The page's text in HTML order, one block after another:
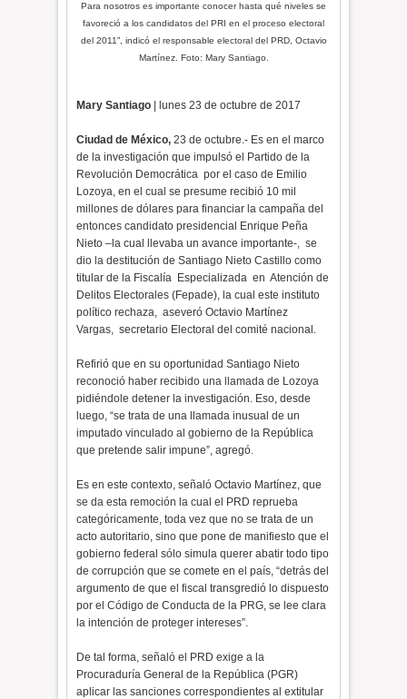
Para nosotros es importante conocer hasta qué niveles se
favoreció a los candidatos del PRI en el proceso electoral
del 2011”, indicó el responsable electoral del PRD, Octavio
Martínez. Foto: Mary Santiago.
Mary Santiago | lunes 23 de octubre de 2017
Ciudad de México,23 de octubre.- Es en el marco
de la investigación que impulsó el Partido de la
Revolución Democrática por el caso de Emilio
Lozoya, en el cual se presume recibió 10 mil
millones de dólares para financiar la campaña del
entonces candidato presidencial Enrique Peña
Nieto –la cual llevaba un avance importante-, se
dio la destitución de Santiago Nieto Castillo como
titular de la Fiscalía Especializada en Atención de
Delitos Electorales (Fepade), la cual este instituto
político rechaza, aseveró Octavio Martínez
Vargas, secretario Electoral del comité nacional.
Refirió que en su oportunidad Santiago Nieto
reconoció haber recibido una llamada de Lozoya
pidiéndole detener la investigación. Eso, desde
luego, “se trata de una llamada inusual de un
imputado vinculado al gobierno de la República
que pretende salir impune”, agregó.
Es en este contexto, señaló Octavio Martínez, que
se da esta remoción la cual el PRD reprueba
categóricamente, toda vez que no se trata de un
acto autoritario, sino que pone de manifiesto que el
gobierno federal sólo simula querer abatir todo tipo
de corrupción que se comete en el país, “detrás del
argumento de que el fiscal transgredió lo dispuesto
por el Código de Conducta de la PRG, se lee clara
la intención de proteger intereses”.
De tal forma, señaló el PRD exige a la
Procuraduría General de la República (PGR)
aplicar las sanciones correspondientes al extitular